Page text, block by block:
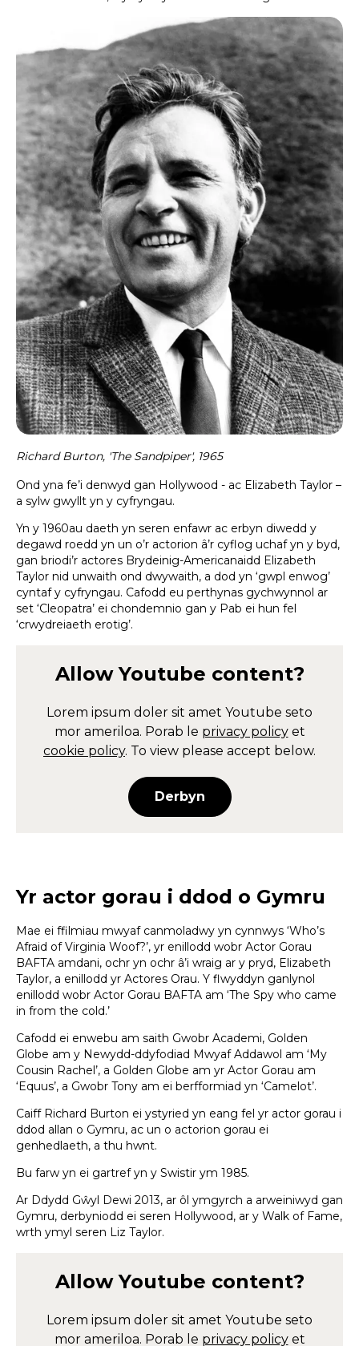
Richard Burton, 'The Sandpiper', 1965
Ond yna fe’i denwyd gan Hollywood - ac Elizabeth Taylor –
a sylw gwyllt yn y cyfryngau.
Yn y 1960au daeth yn seren enfawr ac erbyn diwedd y
degawd roedd yn un o’r actorion â’r cyflog uchaf yn y byd,
gan briodi’r actores Brydeinig-Americanaidd Elizabeth
Taylor nid unwaith ond dwywaith, a dod yn ‘gwpl enwog’
cyntaf y cyfryngau. Cafodd eu perthynas gychwynnol ar
set ‘Cleopatra’ ei chondemnio gan y Pab ei hun fel
‘crwydreiaeth erotig’.
AllowYoutube content?
Lorem ipsum doler sit amet Youtube seto
mor ameriloa. Porab le privacy policy et
cookie policy. To view please accept below.
Derbyn
Yr actor gorau i ddod o Gymru
Mae ei ffilmiau mwyaf canmoladwy yn cynnwys ‘Who’s
Afraid of Virginia Woof?’, yr enillodd wobr Actor Gorau
BAFTA amdani, ochr yn ochr â’i wraig ar y pryd, Elizabeth
Taylor, a enillodd yr Actores Orau. Y flwyddyn ganlynol
enillodd wobr Actor Gorau BAFTA am ‘The Spy who came
in from the cold.’
Cafodd ei enwebu am saith Gwobr Academi, Golden
Globe am y Newydd-ddyfodiad Mwyaf Addawol am ‘My
Cousin Rachel’, a Golden Globe am yr Actor Gorau am
‘Equus’, a Gwobr Tony am ei berfformiad yn ‘Camelot’.
Caiff Richard Burton ei ystyried yn eang fel yr actor gorau i
ddod allan o Gymru, ac un o actorion gorau ei
genhedlaeth, a thu hwnt.
Bu farw yn ei gartref yn y Swistir ym 1985.
Ar Ddydd Gŵyl Dewi 2013, ar ôl ymgyrch a arweiniwyd gan
Gymru, derbyniodd ei seren Hollywood, ar y Walk of Fame,
wrth ymyl seren Liz Taylor.
AllowYoutube content?
Lorem ipsum doler sit amet Youtube seto
mor ameriloa. Porab le privacy policy et